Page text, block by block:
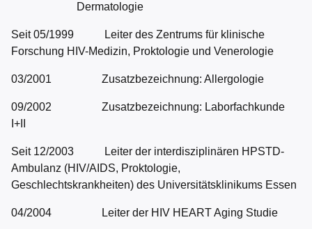
Dermatologie
Seit 05/1999 Leiter des Zentrums für klinische
Forschung HIV-Medizin, Proktologie und Venerologie
03/2001 Zusatzbezeichnung: Allergologie
09/2002 Zusatzbezeichnung: Laborfachkunde
I+II
Seit 12/2003 Leiter der interdisziplinären HPSTD-
Ambulanz (HIV/AIDS, Proktologie,
Geschlechtskrankheiten) des Universitätsklinikums Essen
04/2004 Leiter der HIV HEART Aging Studie